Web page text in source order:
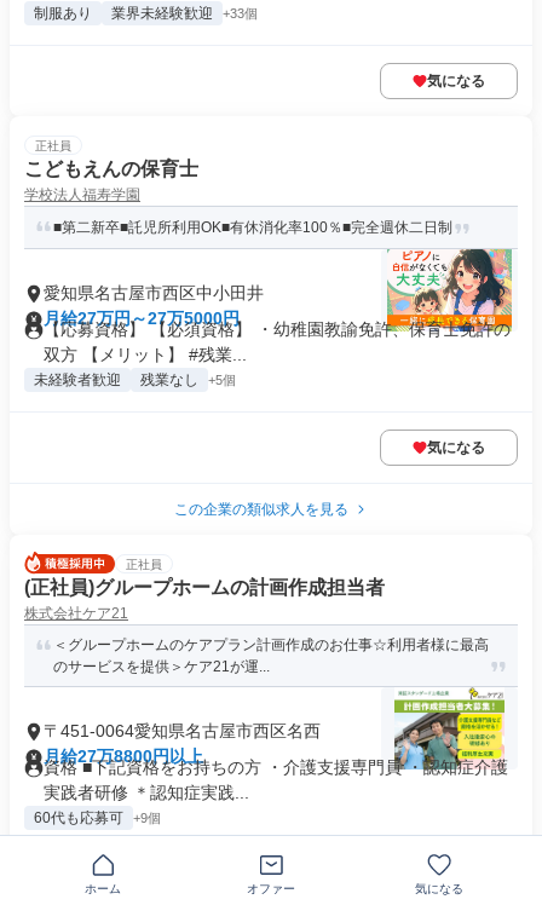
制服あり 業界未経験歓迎 +33個
気になる
正社員
こどもえんの保育士
学校法人福寿学園
■第二新卒■託児所利用OK■有休消化率100％■完全週休二日制
愛知県名古屋市西区中小田井
月給27万円～27万5000円
【応募資格】 【必須資格】 ・幼稚園教諭免許、保育士免許の
双方 【メリット】 #残業...
未経験者歓迎 残業なし +5個
気になる
この企業の類似求人を見る
正社員
(正社員)グループホームの計画作成担当者
株式会社ケア21
＜グループホームのケアプラン計画作成のお仕事☆利用者様に最高
のサービスを提供＞ケア21が運...
〒451-0064愛知県名古屋市西区名西
月給27万8800円以上
資格 ■下記資格をお持ちの方 ・介護支援専門員 ・認知症介護
実践者研修 ＊認知症実践...
60代も応募可 +9個
気になる
ホーム オファー 気になる